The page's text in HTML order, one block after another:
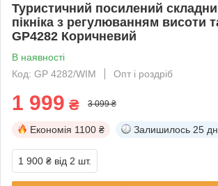
Туристичний посилений
пікніка з регулюванням висоти
GP4282 Коричневий
В наявності
Код: GP 4282/WIM
Опт і роздріб
1 999 ₴ 3 099 ₴
Економія 1100 ₴ Залишилось 25
1 900 ₴ від 2 шт.